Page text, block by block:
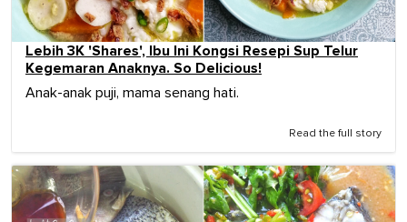
Lebih 3K 'Shares', Ibu Ini Kongsi Resepi Sup Telur
Kegemaran Anaknya. So Delicious!
Anak-anak puji, mama senang hati.
Read the full story